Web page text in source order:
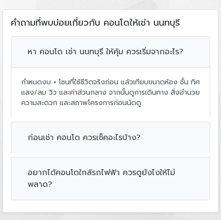
คำถามที่พบบ่อยเกี่ยวกับ คอนโดให้เช่า นนทบุรี
หา คอนโด เช่า นนทบุรี ให้คุ้ม ควรเริ่มจากอะไร?
กำหนดงบ + โซนที่ใช้ชีวิตจริงก่อน แล้วเทียบขนาดห้อง ชั้น ทิศ
แสง/ลม วิว และค่าส่วนกลาง จากนั้นดูการเดินทาง สิ่งอำนวย
ความสะดวก และสภาพโครงการก่อนนัดดู.
ก่อนเช่า คอนโด ควรเช็คอะไรบ้าง?
อยากได้คอนโดใกล้รถไฟฟ้า ควรดูยังไงให้ไม่
พลาด?